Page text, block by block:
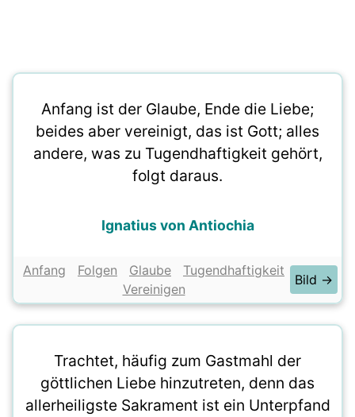
Anfang ist der Glaube, Ende die Liebe;
beides aber vereinigt, das ist Gott; alles
andere, was zu Tugendhaftigkeit gehört,
folgt daraus.
Ignatius von Antiochia
Anfang Folgen Glaube
Tugendhaftigkeit
Vereinigen
Bild →
Trachtet, häufig zum Gastmahl der
göttlichen Liebe hinzutreten, denn das
allerheiligste Sakrament ist ein Unterpfand